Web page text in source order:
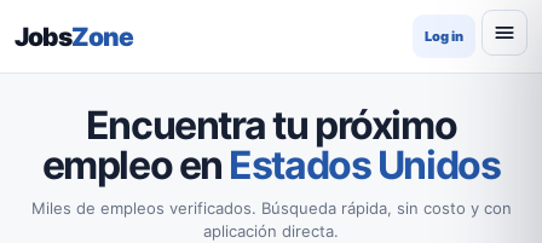
JobsZone Log in
Encuentra tu próximo
empleo en Estados Unidos
Miles de empleos verificados. Búsqueda rápida, sin costo y con
aplicación directa.